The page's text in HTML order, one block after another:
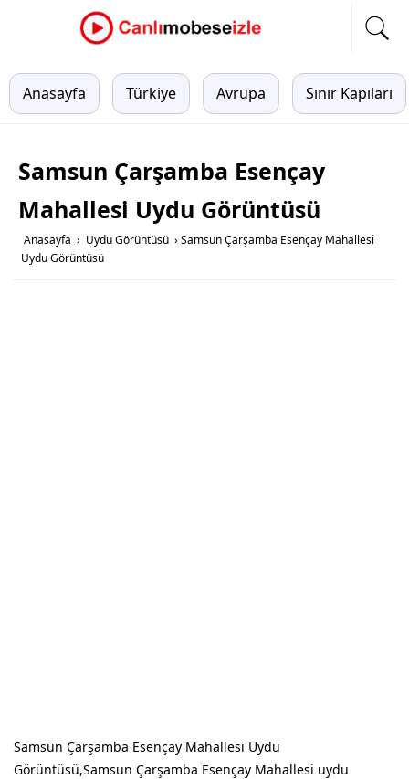
Anasayfa Türkiye Avrupa Sınır Kapıları
Samsun Çarşamba Esençay
Mahallesi Uydu Görüntüsü
Anasayfa › Uydu Görüntüsü › Samsun Çarşamba Esençay Mahallesi
Uydu Görüntüsü
Samsun Çarşamba Esençay Mahallesi Uydu
Görüntüsü,Samsun Çarşamba Esençay Mahallesi uydu